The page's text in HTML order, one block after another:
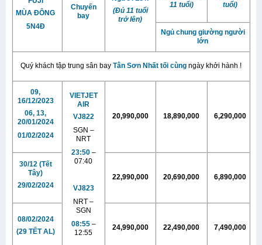
MÙA ĐÔNG
5N4Đ
Chuyến
bay
(Đủ 11 tuổi
trở lên)
11 tuổi)
tuổi)
Ngủ chung giường người
lớn
Quý khách tập trung sân bay Tân Sơn Nhất tối cùng ngày khởi hành !
09,
16/12/2023
06, 13,
20/01/2024
01/02/2024
VIETJET
AIR
VJ822
SGN –
NRT
23:50 –
07:40
VJ823
NRT –
SGN
08:55–
12:55
20,990,000 18,890,000 6,290,000
30/12 (Tết
Tây)
29/02/2024
22,990,000 20,690,000 6,890,000
08/02/2024
(29 TẾT AL)
24,990,000 22,490,000 7,490,000